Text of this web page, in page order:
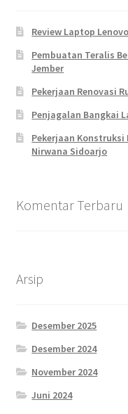
Review Laptop
Pembuatan Teralis
Jember
Pekerjaan Renovasi
Penjagalan Bangkai
Pekerjaan Konstruksi
Nirwana Sidoarjo
Komentar Terbaru
Arsip
Desember 2025
Desember 2024
November 2024
Juni 2024